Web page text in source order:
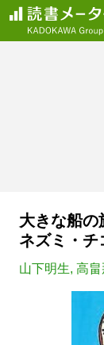
大きな船の
ネズミ・チ
山下明生, 高畠